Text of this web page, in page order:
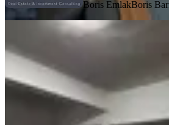
Boris EmlakBoris
Çankaya, Cevizlidere
·140 m²